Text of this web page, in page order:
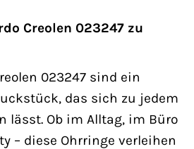
Creolen 023247 zu
023247 sind ein
das sich zu jedem
lässt. Ob im Alltag, im Büro
– diese Ohrringe verleihen